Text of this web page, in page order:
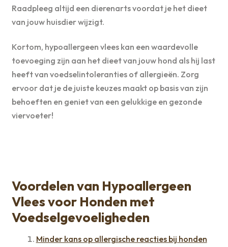
Raadpleeg altijd een dierenarts voordat je het dieet
van jouw huisdier wijzigt.
Kortom, hypoallergeen vlees kan een waardevolle
toevoeging zijn aan het dieet van jouw hond als hij last
heeft van voedselintoleranties of allergieën. Zorg
ervoor dat je de juiste keuzes maakt op basis van zijn
behoeften en geniet van een gelukkige en gezonde
viervoeter!
Voordelen van Hypoallergeen
Vlees voor Honden met
Voedselgevoeligheden
Minder kans op allergische reacties bij honden